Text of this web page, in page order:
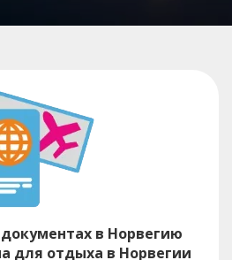
в Норвегию
для отдыха в Норвегии